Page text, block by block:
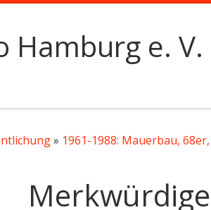
Hamburg e. V.
» 1961-1988: Mauerbau,